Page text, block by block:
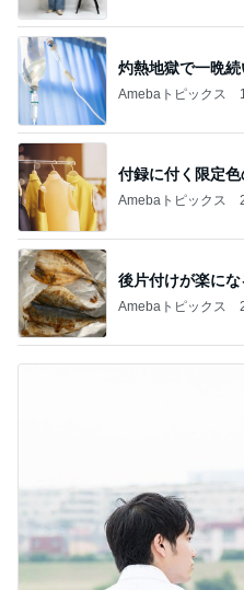
灼熱地獄で一晩
Amebaトピックス
付録に付く限定
Amebaトピックス
後片付けが楽に
Amebaトピックス